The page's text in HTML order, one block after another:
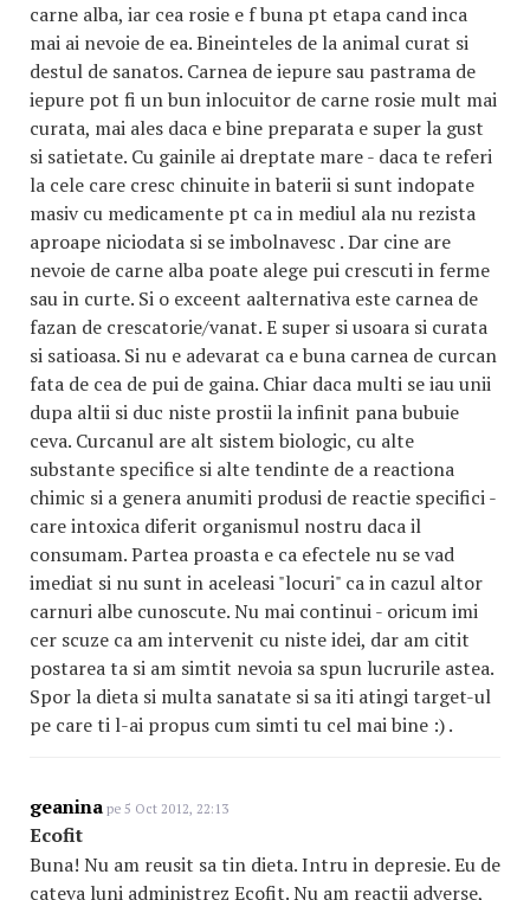
carne alba, iar cea rosie e f buna pt etapa cand inca
mai ai nevoie de ea. Bineinteles de la animal curat si
destul de sanatos. Carnea de iepure sau pastrama de
iepure pot fi un bun inlocuitor de carne rosie mult mai
curata, mai ales daca e bine preparata e super la gust
si satietate. Cu gainile ai dreptate mare - daca te referi
la cele care cresc chinuite in baterii si sunt indopate
masiv cu medicamente pt ca in mediul ala nu rezista
aproape niciodata si se imbolnavesc . Dar cine are
nevoie de carne alba poate alege pui crescuti in ferme
sau in curte. Si o exceent aalternativa este carnea de
fazan de crescatorie/vanat. E super si usoara si curata
si satioasa. Si nu e adevarat ca e buna carnea de curcan
fata de cea de pui de gaina. Chiar daca multi se iau unii
dupa altii si duc niste prostii la infinit pana bubuie
ceva. Curcanul are alt sistem biologic, cu alte
substante specifice si alte tendinte de a reactiona
chimic si a genera anumiti produsi de reactie specifici -
care intoxica diferit organismul nostru daca il
consumam. Partea proasta e ca efectele nu se vad
imediat si nu sunt in aceleasi "locuri" ca in cazul altor
carnuri albe cunoscute. Nu mai continui - oricum imi
cer scuze ca am intervenit cu niste idei, dar am citit
postarea ta si am simtit nevoia sa spun lucrurile astea.
Spor la dieta si multa sanatate si sa iti atingi target-ul
pe care ti l-ai propus cum simti tu cel mai bine :) .
geanina pe 5 Oct 2012, 22:13
Ecofit
Buna! Nu am reusit sa tin dieta. Intru in depresie. Eu de
cateva luni administrez Ecofit. Nu am reactii adverse,